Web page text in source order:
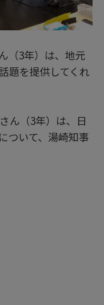
（3年）は、地元
題を提供してくれ
ん（3年）は、日
ついて、湯崎知事